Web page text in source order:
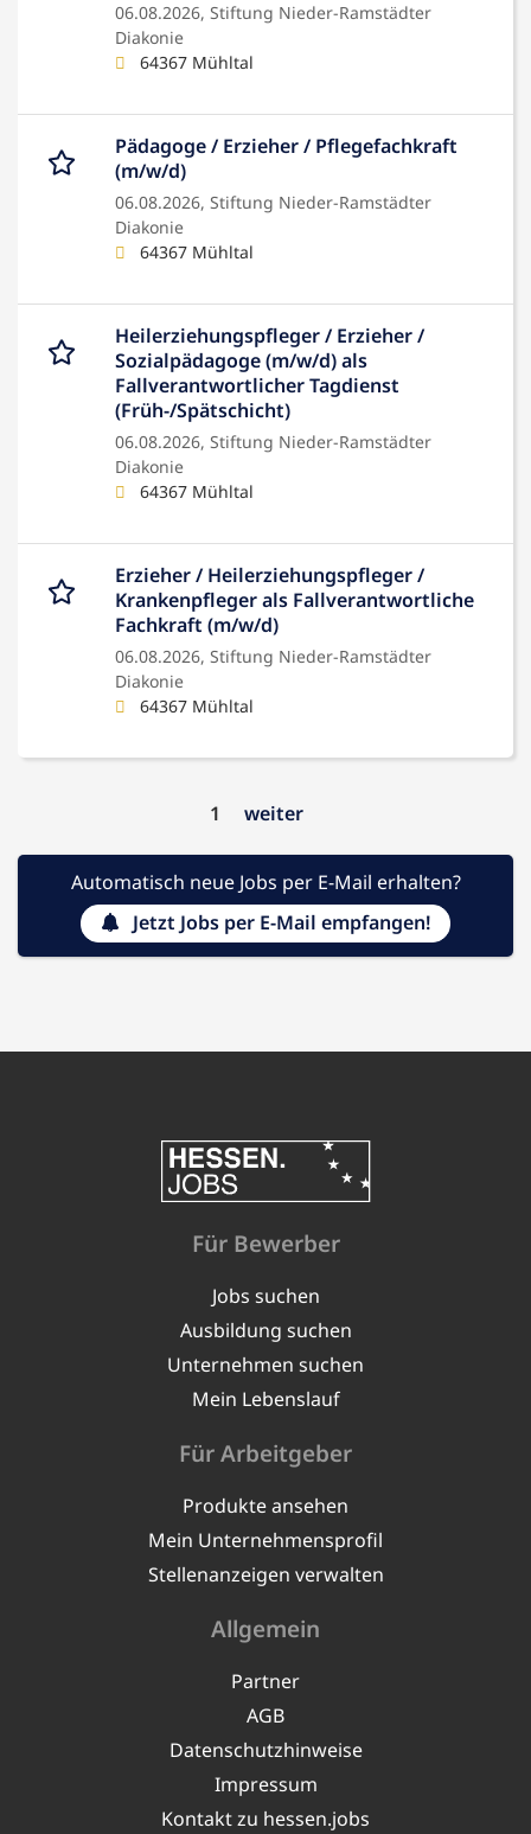
06.08.2026, Stiftung Nieder-Ramstädter
Diakonie
64367 Mühltal
Pädagoge / Erzieher / Pflegefachkraft
(m/w/d)
06.08.2026, Stiftung Nieder-Ramstädter
Diakonie
64367 Mühltal
Heilerziehungspfleger / Erzieher /
Sozialpädagoge (m/w/d) als
Fallverantwortlicher Tagdienst
(Früh-/Spätschicht)
06.08.2026, Stiftung Nieder-Ramstädter
Diakonie
64367 Mühltal
Erzieher / Heilerziehungspfleger /
Krankenpfleger als Fallverantwortliche
Fachkraft (m/w/d)
06.08.2026, Stiftung Nieder-Ramstädter
Diakonie
64367 Mühltal
1 weiter
Automatisch neue Jobs per E-Mail erhalten?
Jetzt Jobs per E-Mail empfangen!
Für Bewerber
Jobs suchen
Ausbildung suchen
Unternehmen suchen
Mein Lebenslauf
Für Arbeitgeber
Produkte ansehen
Mein Unternehmensprofil
Stellenanzeigen verwalten
Allgemein
Partner
AGB
Datenschutzhinweise
Impressum
Kontakt zu hessen.jobs